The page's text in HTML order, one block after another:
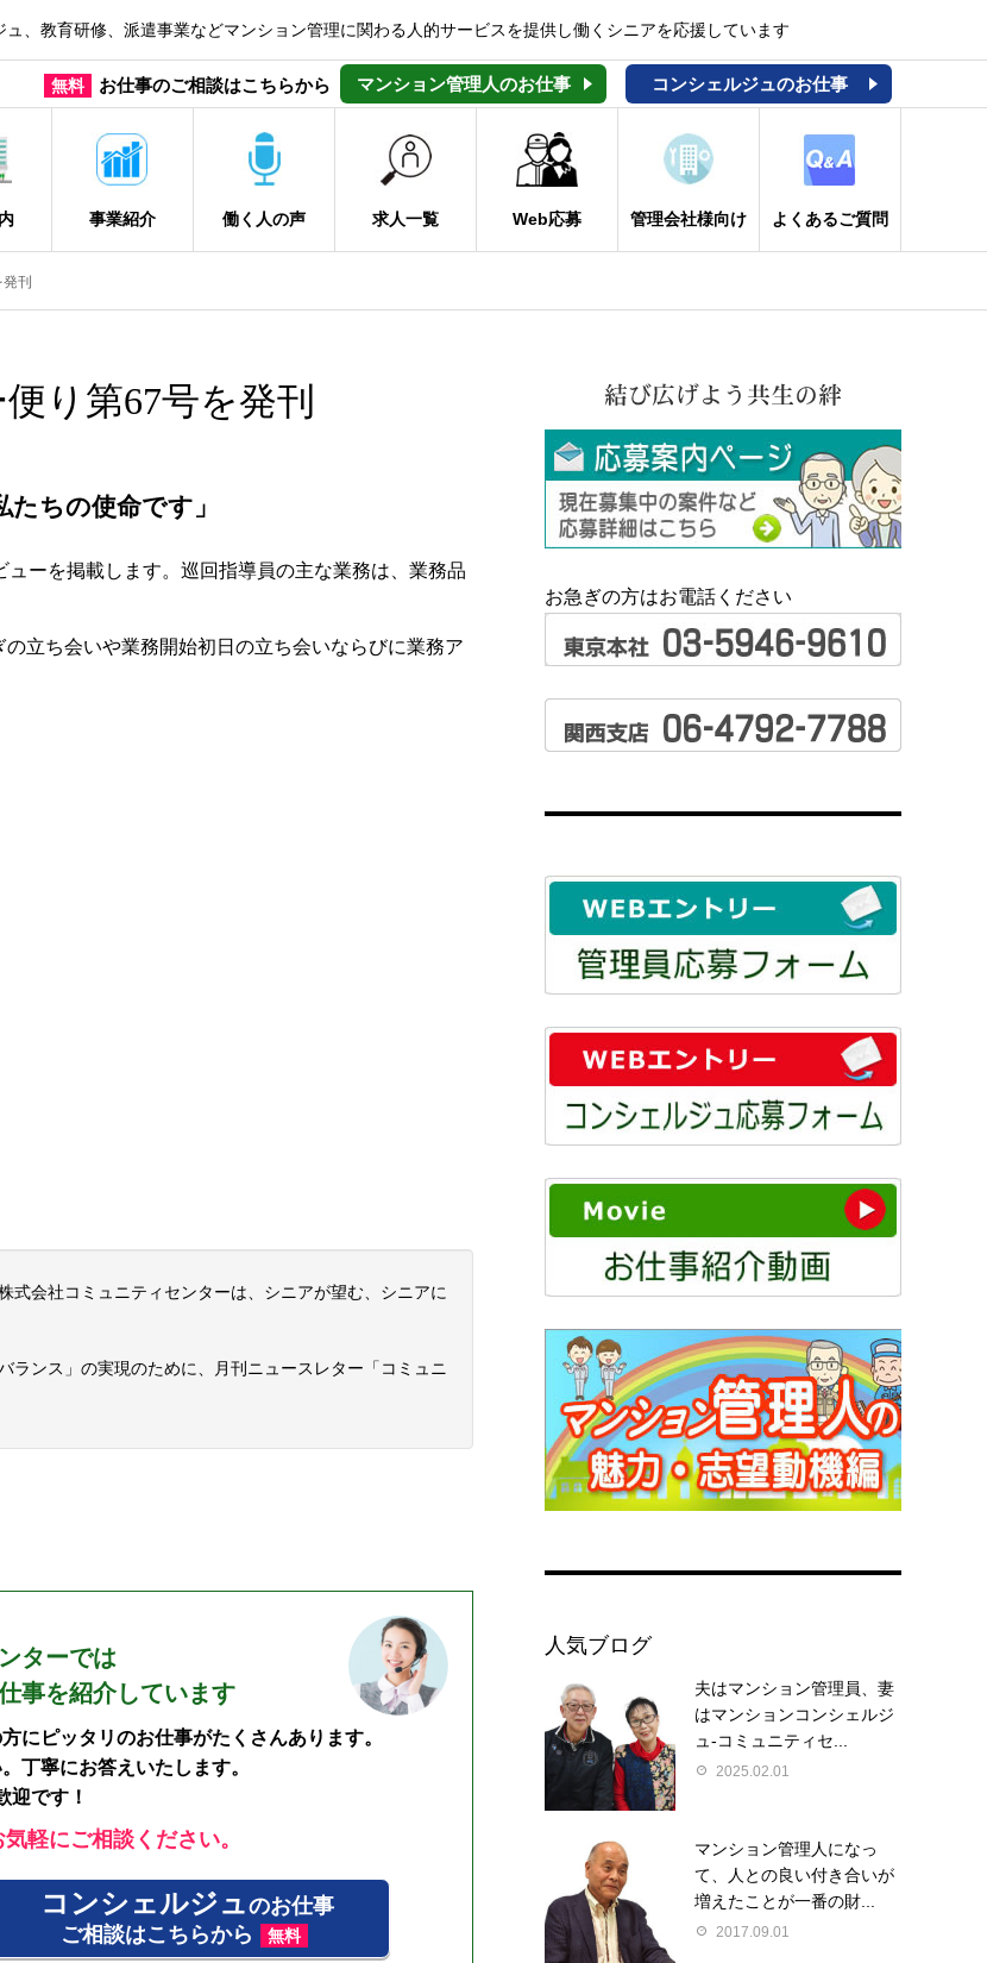
、教育研修、派遣事業などマンション管理に関わる人的サービスを提供し働くシニアを応援しています
無料 お仕事のご相談はこちらから マンション管理人のお仕事 コンシェルジュのお仕事
事業紹介 働く人の声 求人一覧 Web応募 管理会社様向け よくあるご質問
刊
り第67号を発刊
ちの使命です」
ーを掲載します。巡回指導員の主な業務は、業務品
立ち会いや業務開始初日の立ち会いならびに業務ア
式会社コミュニティセンターは、シニアが望む、シニアに
ランス」の実現のために、月刊ニュースレター「コミュニ
ターでは
事を紹介しています
にピッタリのお仕事がたくさんあります。
丁寧にお答えいたします。
迎です！
軽にご相談ください。
コンシェルジュのお仕事
ご相談はこちらから
無料
お急ぎの方はお電話ください
人気ブログ
夫はマンション管理員、妻
はマンションコンシェルジ
ュ-コミュニティセ...
2025.02.01
マンション管理人になっ
て、人との良い付き合いが
増えたことが一番の財...
2017.09.01